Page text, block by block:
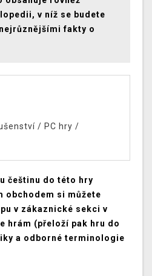
v níž se budete
fakty o
/ PC hry /
češtinu do této hry
obchodem si můžete
v zákaznické sekci v
hrám (přeloží pak hru do
a odborné terminologie